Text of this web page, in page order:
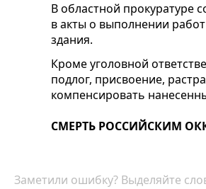
В областной прокуратуре
в акты о выполнении
здания.
Кроме уголовной
подлог, присвоение,
компенсировать
СМЕРТЬ РОССИЙСКИМ
Заметили ошибку? Выделяйте